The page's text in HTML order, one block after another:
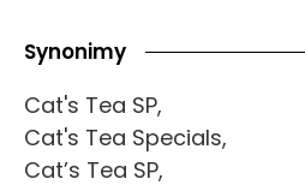
Synonimy
Cat's Tea SP,
Cat's Tea Specials,
Cat’s Tea SP,